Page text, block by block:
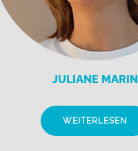
JULIANE MARIN
WEITERLESEN